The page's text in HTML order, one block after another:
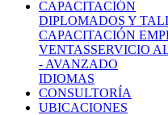
CAPACITACIÓN
DIPLOMADOS Y
CAPACITACIÓN
VENTASSERVICIO
- AVANZADO
IDIOMAS
CONSULTORÍA
UBICACIONES